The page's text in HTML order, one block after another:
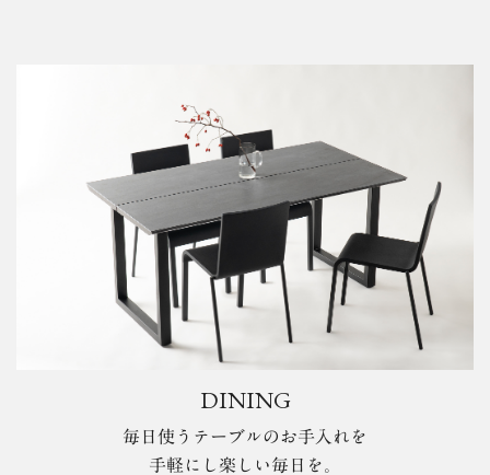
DINING
毎日使うテーブルのお手入れを
手軽にし楽しい毎日を。